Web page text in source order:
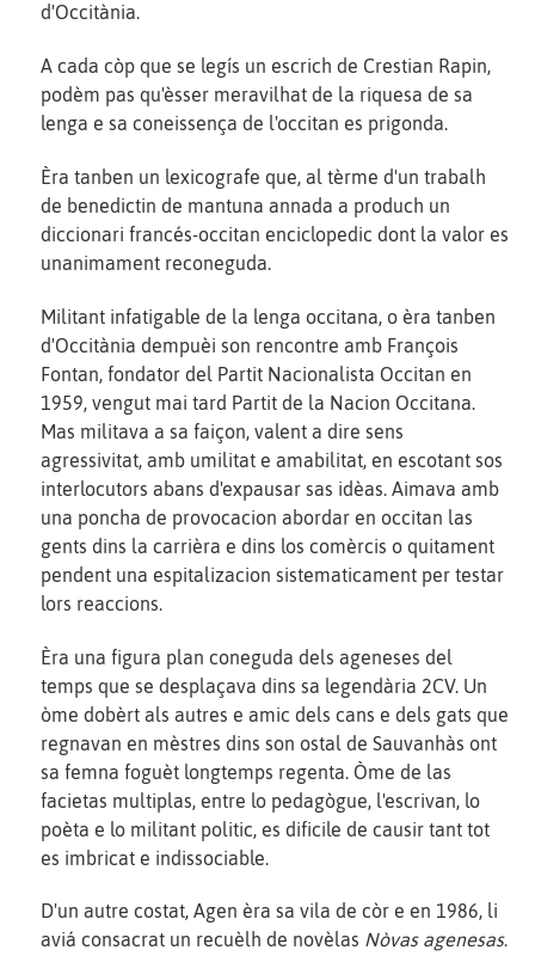
d'Occitània.
A cada còp que se legís un escrich de Crestian Rapin,
podèm pas qu'èsser meravilhat de la riquesa de sa
lenga e sa coneissença de l'occitan es prigonda.
Èra tanben un lexicografe que, al tèrme d'un trabalh
de benedictin de mantuna annada a produch un
diccionari francés-occitan enciclopedic dont la valor es
unanimament reconeguda.
Militant infatigable de la lenga occitana, o èra tanben
d'Occitània dempuèi son rencontre amb François
Fontan, fondator del Partit Nacionalista Occitan en
1959, vengut mai tard Partit de la Nacion Occitana.
Mas militava a sa faiçon, valent a dire sens
agressivitat, amb umilitat e amabilitat, en escotant sos
interlocutors abans d'expausar sas idèas. Aimava amb
una poncha de provocacion abordar en occitan las
gents dins la carrièra e dins los comèrcis o quitament
pendent una espitalizacion sistematicament per testar
lors reaccions.
Èra una figura plan coneguda dels ageneses del
temps que se desplaçava dins sa legendària 2CV. Un
òme dobèrt als autres e amic dels cans e dels gats que
regnavan en mèstres dins son ostal de Sauvanhàs ont
sa femna foguèt longtemps regenta. Òme de las
facietas multiplas, entre lo pedagògue, l'escrivan, lo
poèta e lo militant politic, es dificile de causir tant tot
es imbricat e indissociable.
D'un autre costat, Agen èra sa vila de còr e en 1986, li
aviá consacrat un recuèlh de novèlas Nòvas agenesas.